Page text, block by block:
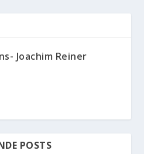
Joachim Reiner
POSTS